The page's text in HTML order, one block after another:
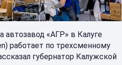
автозавод «АГР» в Калуге
работает по трехсменному
губернатор Калужской